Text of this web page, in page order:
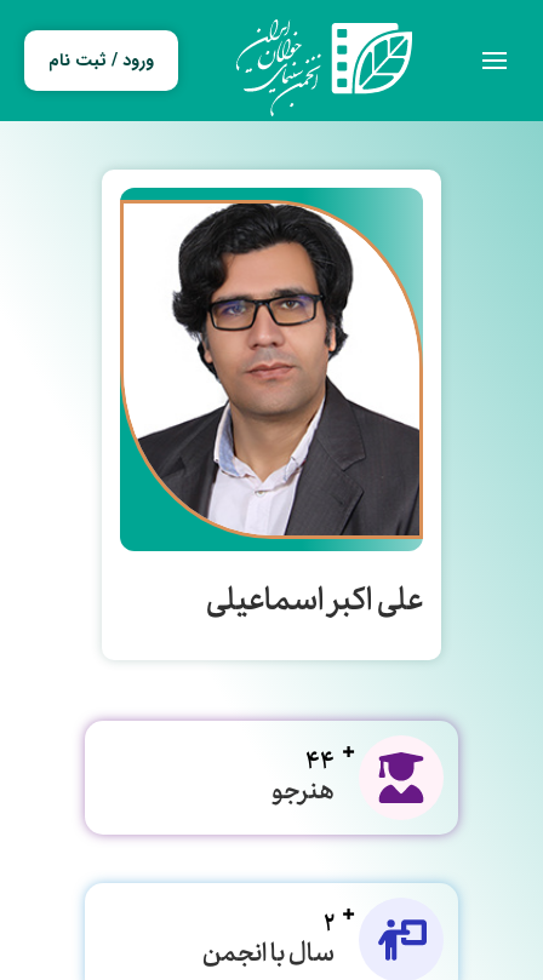
ورود / ثبت نام
44
هنرجو
2
سال با انجمن
علی اکبر اسماعیلی